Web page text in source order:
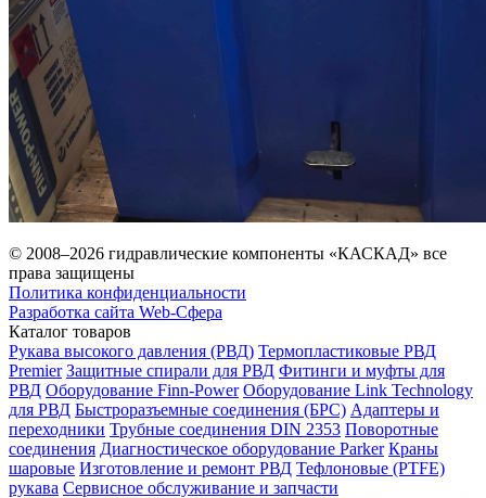
© 2008–2026 гидравлические компоненты «КАСКАД» все
права защищены
Политика конфиденциальности
Разработка сайта Web-Сфера
Каталог товаров
Рукава высокого давления (РВД) Термопластиковые РВД
Premier Защитные спирали для РВД Фитинги и муфты для
РВД Оборудование Finn-Power Оборудование Link Technology
для РВД Быстроразъемные соединения (БРС) Адаптеры и
переходники Трубные соединения DIN 2353 Поворотные
соединения Диагностическое оборудование Parker Краны
шаровые Изготовление и ремонт РВД Тефлоновые (PTFE)
рукава Сервисное обслуживание и запчасти